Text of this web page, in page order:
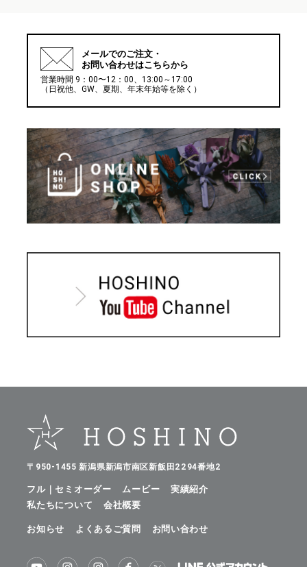
メールでのご注文・
お問い合わせはこちらから
営業時間 9：00〜12：00、13:00～17:00
（日祝他、GW、夏期、年末年始等を除く）
〒950-1455 新潟県新潟市南区新飯田2294番地2
フル｜セミオーダー ムービー
実績紹介
私たちについて
会社概要
お知らせ よくあるご質問 お問い合わせ